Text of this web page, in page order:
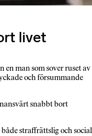
livet
man som sover ruset av
och försummande
snabbt bort
straffrättslig och